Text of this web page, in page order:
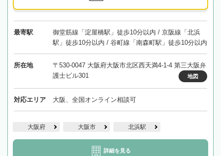
最寄駅
御堂筋線「淀屋橋駅」徒歩10分以内 / 京阪線「北浜
駅」徒歩10分以内 / 谷町線「南森町駅」徒歩10分以内
所在地
〒530-0047 大阪府大阪市北区西天満4-1-4 第三大阪弁
護士ビル301
地図
対応エリア 大阪、全国オンライン相談可
大阪府 大阪市 北浜駅
詳細を見る